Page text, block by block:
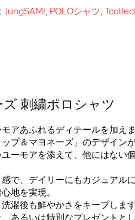
JungSAMI, POLOシャツ,
刺繍ポロシャツ
アあふれるディテールを加え
プ＆マヨネーズ」のデザイン
ーモアを添えて、他にはない
で、デイリーにもカジュアル
地を実現。
濯後も鮮やかさをキープしま
あるいは特別なプレゼントと